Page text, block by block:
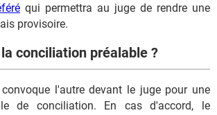
qui permettra au juge de rendre une
provisoire.
conciliation préalable ?
l'autre devant le juge pour une
de conciliation. En cas d'accord, le